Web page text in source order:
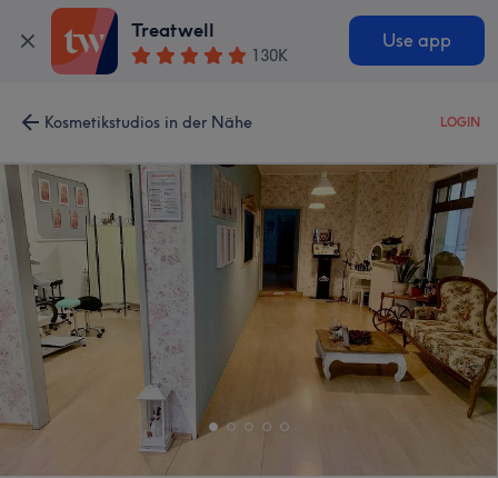
Treatwell
130K
Use app
Kosmetikstudios in der Nähe LOGIN